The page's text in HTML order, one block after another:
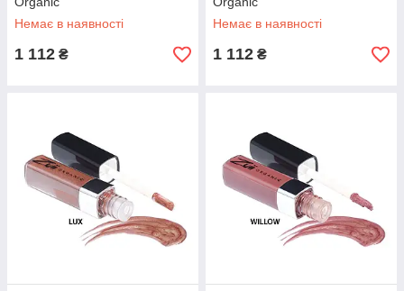
Немає в наявності
1 112 ₴
Немає в наявності
1 112 ₴